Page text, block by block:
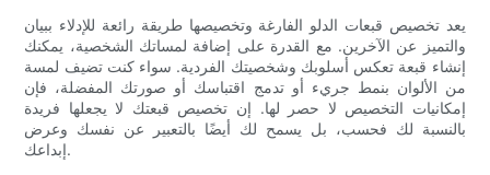
يعد تخصيص قبعات الدلو الفارغة وتخصيصها طريقة رائعة للإدلاء ببيان
والتميز عن الآخرين. مع القدرة على إضافة لمساتك الشخصية، يمكنك
إنشاء قبعة تعكس أسلوبك وشخصيتك الفردية. سواء كنت تضيف لمسة
من الألوان بنمط جريء أو تدمج اقتباسك أو صورتك المفضلة، فإن
إمكانيات التخصيص لا حصر لها. إن تخصيص قبعتك لا يجعلها فريدة
بالنسبة لك فحسب، بل يسمح لك أيضًا بالتعبير عن نفسك وعرض
إبداعك.